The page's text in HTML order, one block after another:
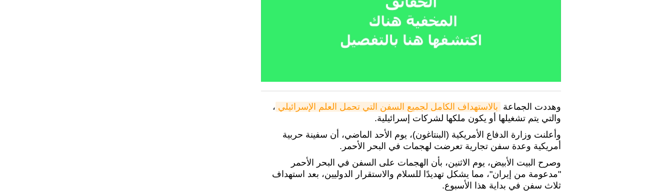
وهددت الجماعة بالاستهداف الكامل لجميع السفن التي تحمل العلم الإسرائيلي ،
والتي يتم تشغيلها أو يكون ملكها لشركات إسرائيلية.
وأعلنت وزارة الدفاع الأمريكية (البنتاغون)، يوم الأحد الماضي، أن سفينة حربية
أمريكية وعدة سفن تجارية تعرضت لهجمات في البحر الأحمر.
وصرح البيت الأبيض، يوم الاثنين، بأن الهجمات على السفن في البحر الأحمر
"مدعومة من إيران"، مما يشكل تهديدًا للسلام والاستقرار الدوليين، بعد استهداف
ثلاث سفن في بداية هذا الأسبوع.